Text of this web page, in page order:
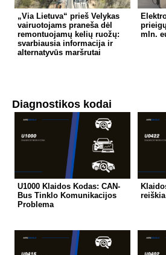
„Via Lietuva“ prieš Velykas
vairuotojams praneša dėl
remontuojamų kelių ruožų:
svarbiausia informacija ir
alternatyvūs maršrutai
mln.
Diagnostikos kodai
U1000 Klaidos Kodas: CAN-
Bus Tinklo Komunikacijos
Problema